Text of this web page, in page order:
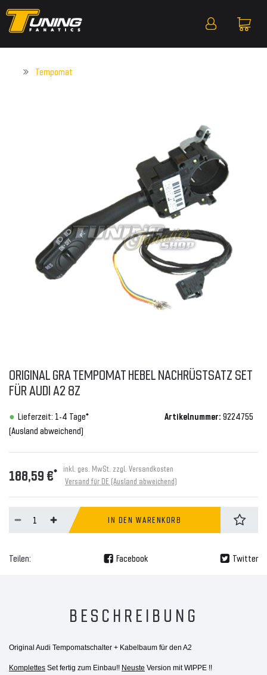
Tempomat
ORIGINAL GRA TEMPOMAT HEBEL NACHRÜSTSATZ SET
FÜR AUDI A2 8Z
Lieferzeit: 1-4 Tage*
(Ausland abweichend)
Artikelnummer: 9224755
188,59 €* inkl. ges. MwSt. zzgl. Versandkosten
Versand für DE (Ausland abweichend)
IN DEN WARENKORB
Teilen: Facebook Twitter
BESCHREIBUNG
Original Audi Tempomatschalter + Kabelbaum für den A2
Komplettes Set fertig zum Einbau!! Neuste Version mit WIPPE !!